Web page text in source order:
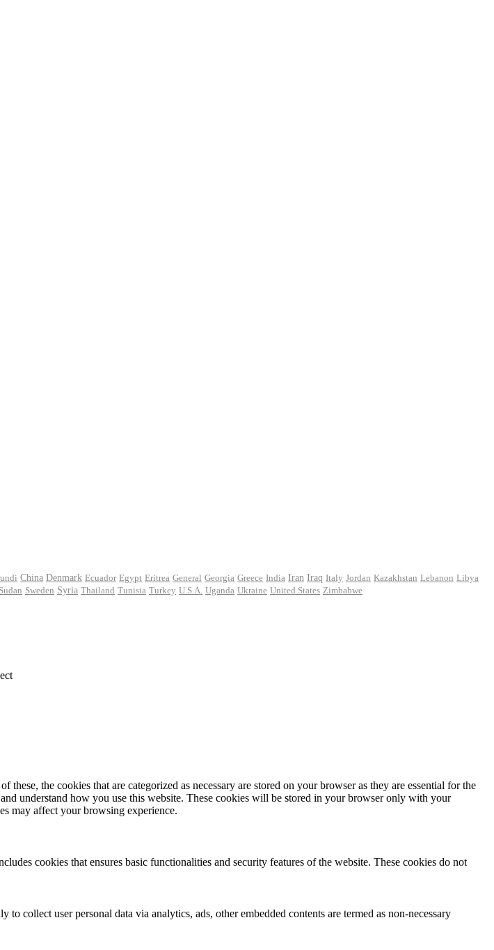
China Denmark Ecuador Egypt Eritrea General Georgia Greece India Iran Iraq Italy Jordan Kazakhstan Lebanon Libya
Sudan Sweden Syria Thailand Tunisia Turkey U.S.A. Uganda Ukraine United States Zimbabwe
the cookies that are categorized as necessary are stored on your browser as they are essential for the
understand how you use this website. These cookies will be stored in your browser only with your
may affect your browsing experience.
cookies that ensures basic functionalities and security features of the website. These cookies do not
collect user personal data via analytics, ads, other embedded contents are termed as non-necessary